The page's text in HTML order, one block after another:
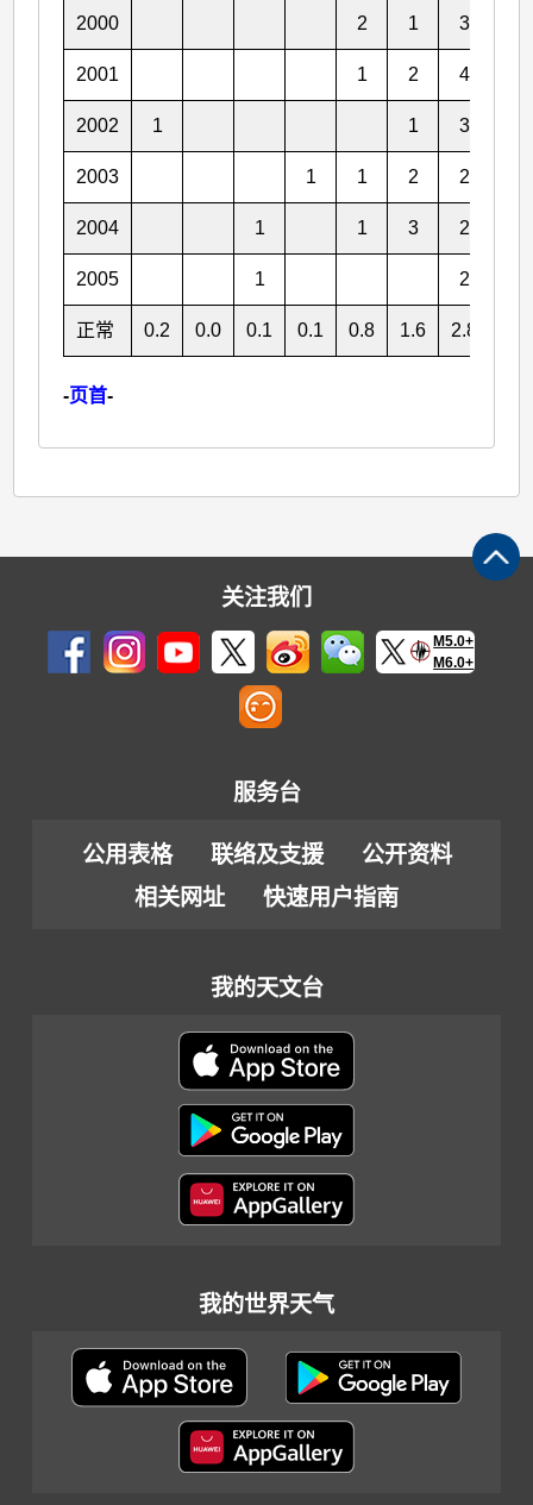
2000 2 1 3
2001 1 2 4
2002 1 1 3
2003 1 1 2 2
2004 1 1 3 2
2005 1 2
正常 0.2 0.0 0.1 0.1 0.8 1.6 2.8
-页首-
关注我们
M5.0+
M6.0+
服务台
公用表格 联络及支援
公开资料
相关网址
快速用户指南
我的天文台
我的世界天气